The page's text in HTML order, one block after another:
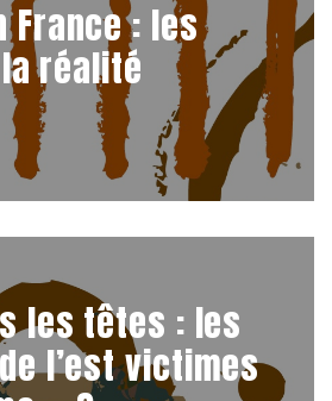
France : les
réalité
les têtes : les
l’est victimes